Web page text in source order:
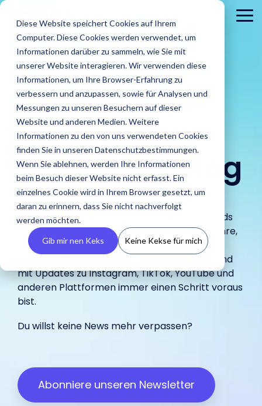
Diese Website speichert Cookies auf Ihrem
Computer. Diese Cookies werden verwendet, um
Informationen darüber zu sammeln, wie Sie mit
unserer Website interagieren. Wir verwenden diese
Informationen, um Ihre Browser-Erfahrung zu
verbessern und anzupassen, sowie für Analysen und
Messungen zu unseren Besuchern auf dieser
Website und anderen Medien. Weitere
Informationen zu den von uns verwendeten Cookies
finden Sie in unseren Datenschutzbestimmungen.
Wenn Sie ablehnen, werden Ihre Informationen
beim Besuch dieser Website nicht erfasst. Ein
einzelnes Cookie wird in Ihrem Browser gesetzt, um
daran zu erinnern, dass Sie nicht nachverfolgt
werden möchten.
Gib mir nen Keks Keine Kekse für mich
Skip
the
main
content.
Finde Creator
Finde starke
Influencer und
Creator weltweit
mit der KI-
gestützten
IROIN®.
Analysiere
Zielgruppen
Vermeide Fake
Following und lerne
schon vor Beginn
einer Kooperation
Influencer.
CRM
Influencer Marketing auf allen
Facebook TikTok
Agenturen
Finde heraus
wie IROIN®
Agenturen bei
der
Umsetzung
von Influencer
Kampagnen
Brands
Finde
heraus wie
IROIN®
Marken bei
Umsetzung
ihrer
in-house
unterstützt.
Blog
In unserem Blog
aktuelle Artikel
und spannende
Beiträge rund
um Influencer
IROINs®
Rising Stars
Zehn Creator,
die uns diesen
auf Instagram,
TikTok, Twitch &
YouTube
haben.
Guides &
Reports
Tipps für
erfolgreiches
Marketing.
Das sind wir
Einblick in unser
Unternehmen wir
stellen uns vor.
Karriere
Traumkarrieren
Entdecke deine
Zukunft.
Wir freuen uns über dein
Feedback:
DerIROIN®
Influencer
Marketing Blog
Entdecke die neuesten News, Tipps und Trends
aus der Welt des Influencer Marketings. Erfahre,
wie du erfolgreiche Kampagnenstrategien
entwickelst, innovative Tools optimal nutzt und
mit Updates zuInstagram,TikTok,YouTubeund
anderen Plattformen immer einen Schritt voraus
bist.
Du willst keine News mehr verpassen?
Abonniere unseren Newsletter